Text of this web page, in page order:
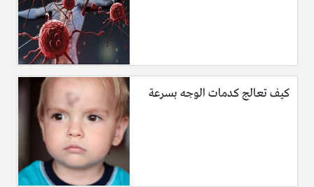
كيف تعالج كدمات الوجه بسرعة